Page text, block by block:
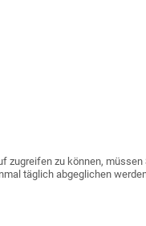
zugreifen zu können,
täglich abgeglichen